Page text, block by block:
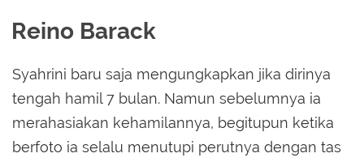
Reino Barack
Syahrini baru saja mengungkapkan jika dirinya
tengah hamil 7 bulan. Namun sebelumnya ia
merahasiakan kehamilannya, begitupun ketika
berfoto ia selalu menutupi perutnya dengan tas